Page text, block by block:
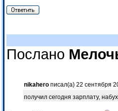
Послано
nikahero писал(а) 22 сентября
получил сегодня зарплату,